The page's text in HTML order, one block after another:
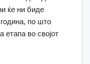
ќе ни биде
по што
етапа во својот